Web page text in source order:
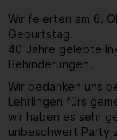
Wir feierten am 6.
Geburtstag.
40 Jahre gelebte
Behinderungen.
Wir bedanken uns
Lehrlingen fürs
wir haben es sehr
unbeschwert Party